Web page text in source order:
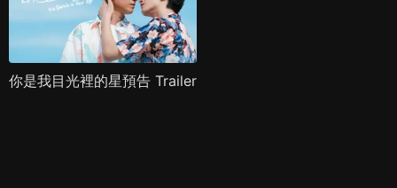
你是我目光裡的星預告 Trailer